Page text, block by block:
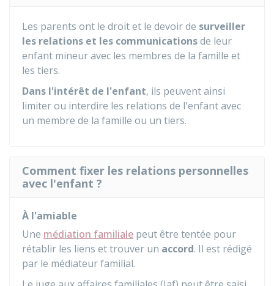
Les parents ont le droit et le devoir de surveiller
les relations et les communicationsde leur
enfant mineur avec les membres de la famille et
les tiers.
Dans l'intérêt de l'enfant, ils peuvent ainsi
limiter ou interdire les relations de l'enfant avec
un membre de la famille ou un tiers.
Comment fixer les relations personnelles
avec l'enfant ?
À l'amiable
Une médiation familiale peut être tentée pour
rétablir les liens et trouver un accord. Il est rédigé
par le médiateur familial.